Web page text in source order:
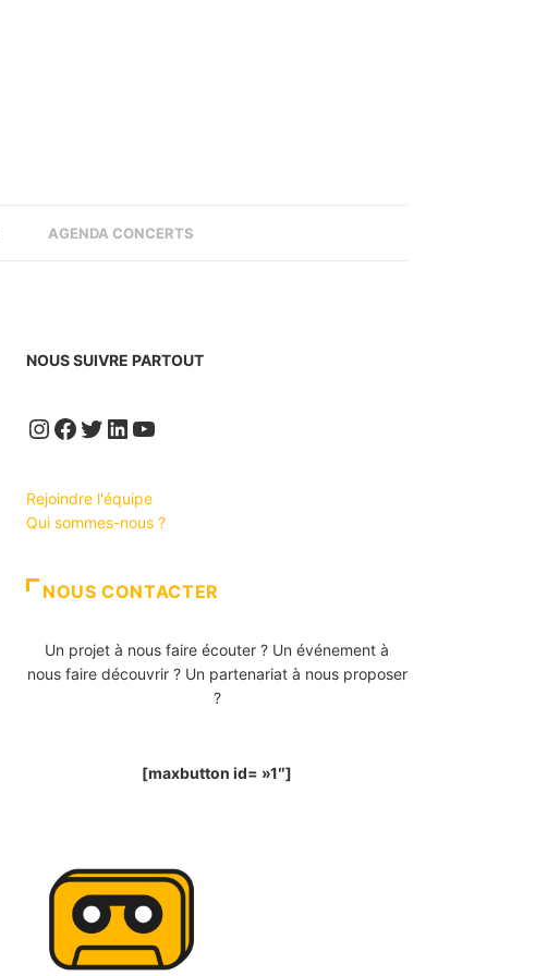
AGENDA CONCERTS
NOUS SUIVRE PARTOUT
Instagram
Facebook
Twitter
LinkedIn
YouTube
Rejoindre l'équipe
Qui sommes-nous ?
NOUS CONTACTER
Un projet à nous faire écouter ? Un événement à
nous faire découvrir ? Un partenariat à nous proposer
?
[maxbutton id= »1″]